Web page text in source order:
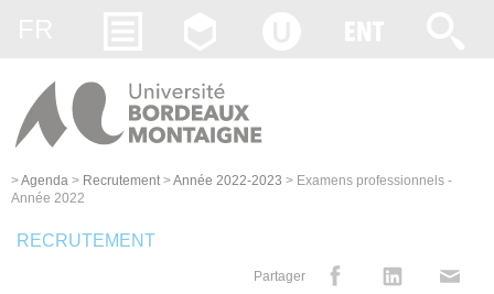
>Agenda > Recrutement >Année 2022-2023 > Examens professionnels -
Année 2022
RECRUTEMENT
Partager